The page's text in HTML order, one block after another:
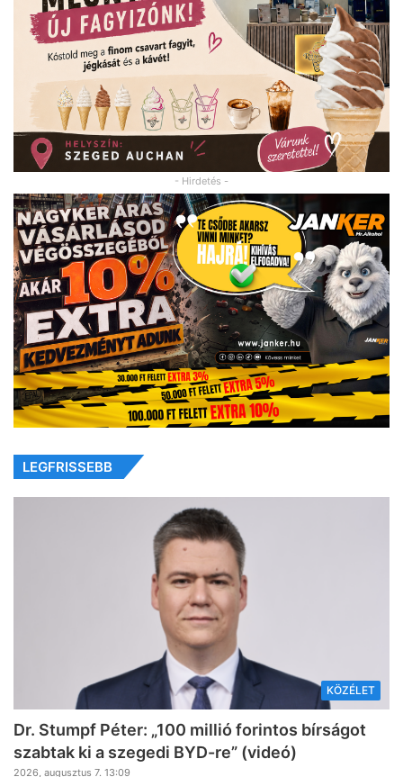
- Hirdetés -
LEGFRISSEBB
KÖZÉLET
Dr. Stumpf Péter: „100 millió forintos bírságot
szabtak ki a szegedi BYD-re” (videó)
2026, augusztus 7. 13:09